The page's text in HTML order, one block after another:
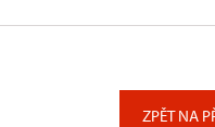
ZPĚT NA